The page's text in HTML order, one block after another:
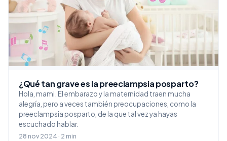
¿Qué tan grave es la preeclampsia posparto?
Hola, mami. El embarazo y la maternidad traen mucha
alegría, pero a veces también preocupaciones, como la
preeclampsia posparto, de la que tal vez ya hayas
escuchado hablar.
28 nov 2024 · 2 min